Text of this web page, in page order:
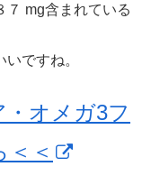
７ mg含まれている
ですね。
オメガ3フ
＜